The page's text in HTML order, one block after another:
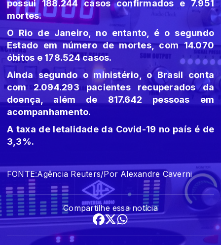
possui 188.244 casos confirmados e 7.951
mortes.
O Rio de Janeiro, no entanto, é o segundo
Estado em número de mortes, com 14.070
óbitos e 178.524 casos.
Ainda segundo o ministério, o Brasil conta
com 2.094.293 pacientes recuperados da
doença, além de 817.642 pessoas em
acompanhamento.
A taxa de letalidade da Covid-19 no país é de
3,3%.
FONTE:Agência Reuters/Por Alexandre Caverni
Compartilhe essa notícia